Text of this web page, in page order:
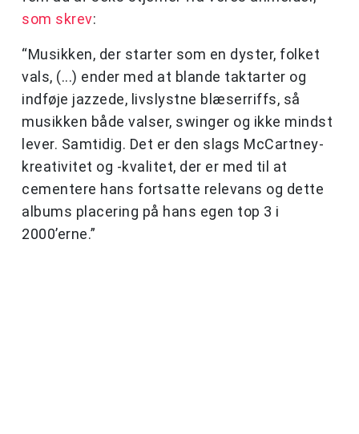
som skrev:
“Musikken, der starter som en dyster, folket
vals, (...) ender med at blande taktarter og
indføje jazzede, livslystne blæserriffs, så
musikken både valser, swinger og ikke mindst
lever. Samtidig. Det er den slags McCartney-
kreativitet og -kvalitet, der er med til at
cementere hans fortsatte relevans og dette
albums placering på hans egen top 3 i
2000’erne.”